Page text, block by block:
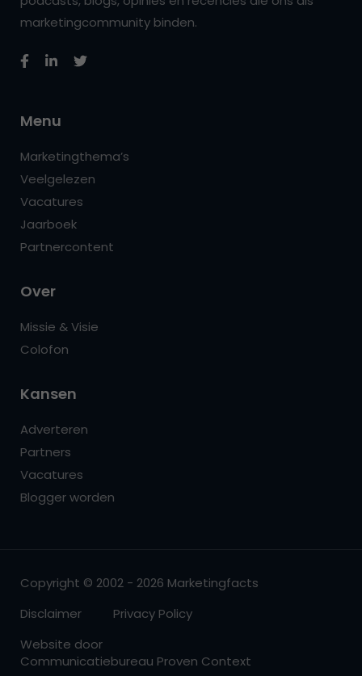
marketingcommunity binden.
Menu
Marketingthema’s
Veelgelezen
Vacatures
Jaarboek
Partnercontent
Over
Missie & Visie
Colofon
Kansen
Adverteren
Partners
Vacatures
Blogger worden
Copyright © 2002 - 2026 Marketingfacts
Disclaimer
Privacy Policy
Website door
Communicatiebureau Proven Context